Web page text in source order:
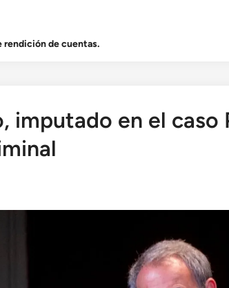
rendición de cuentas.
imputado en el caso